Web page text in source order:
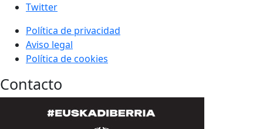
Twitter
Política de privacidad
Aviso legal
Política de cookies
Contacto